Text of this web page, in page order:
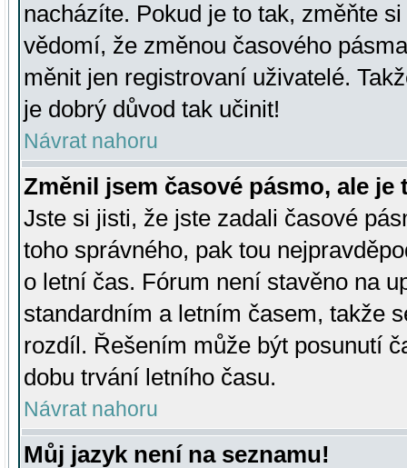
nacházíte. Pokud je to tak, změňte
vědomí, že změnou časového
měnit jen registrovaní uživatelé.
je dobrý důvod tak učinit!
Návrat nahoru
Změnil jsem časové pásmo, ale je
Jste si jisti, že jste zadali časové
toho správného, pak tou
o letní čas. Fórum není stavěno na
standardním a letním časem, takže
rozdíl. Řešením může být posunutí
dobu trvání letního času.
Návrat nahoru
Můj jazyk není na seznamu!